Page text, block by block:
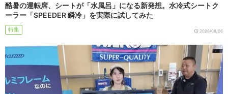
酷暑の運転席、シートが「水風呂」になる新発想。水冷式シートク
ーラー「SPEEDER 瞬冷」を実際に試してみた
特集 2026/08/06